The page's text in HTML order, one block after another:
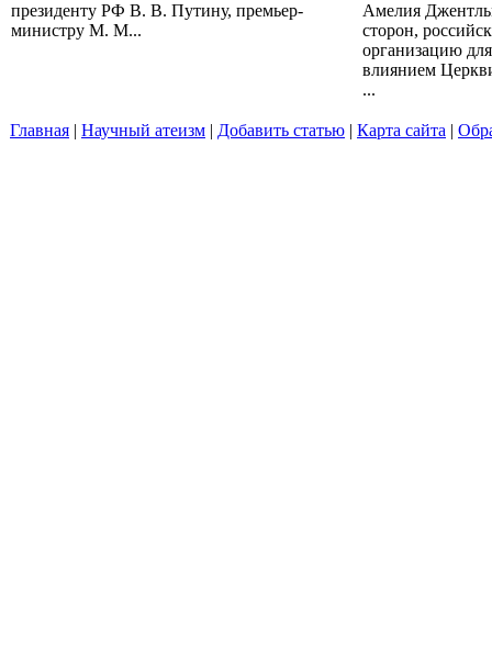
президенту РФ В. В. Путину, премьер-
министру М. М...
Амелия
сторон,
организацию
влиянием
...
Главная Научный атеизм Добавить статью Карта сайта